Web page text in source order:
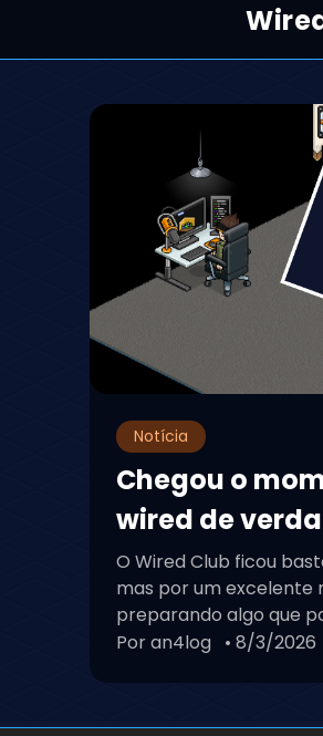
Notícia
Chegou o
wired de
O Wired Club ficou
mas por um excelente
preparando algo que
Por an4log • 8/3/2026